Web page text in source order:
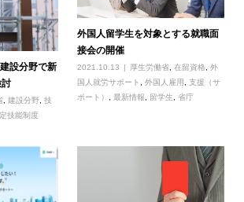
設分野で新
, 建設分野, 技
技能制度
外国人留学生を対象とする就職面
接会の開催
2021.10.13 厚生労働省 ,在留資格 ,外
国人就労サポート
,外国人雇用 ,支援（サ
ポート）
,最新情報 留学生 ,省庁